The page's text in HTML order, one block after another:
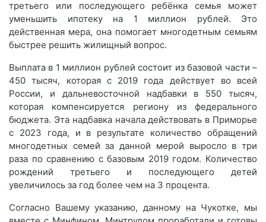
третьего или последующего ребёнка семья может
уменьшить ипотеку на 1 миллион рублей. Это
действенная мера, она помогает многодетным семьям
быстрее решить жилищный вопрос.
Выплата в 1 миллион рублей состоит из базовой части –
450 тысяч, которая с 2019 года действует во всей
России, и дальневосточной надбавки в 550 тысяч,
которая компенсируется региону из федерального
бюджета. Эта надбавка начала действовать в Приморье
с 2023 года, и в результате количество обращений
многодетных семей за данной мерой выросло в три
раза по сравнению с базовым 2019 годом. Количество
рождений третьего и последующего детей
увеличилось за год более чем на 3 процента.
Согласно Вашему указанию, данному на Чукотке, мы